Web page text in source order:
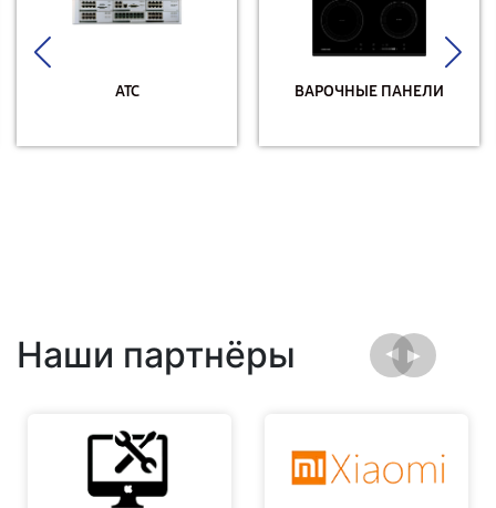
АТС ВАРОЧНЫЕ ПАНЕЛИ
Наши партнёры